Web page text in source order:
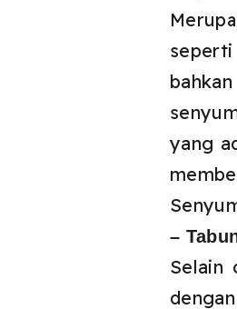
yang
–
Selain